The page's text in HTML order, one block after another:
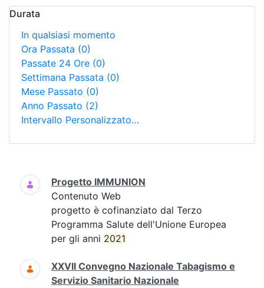
Durata
In qualsiasi momento
Ora Passata (0)
Passate 24 Ore (0)
Settimana Passata (0)
Mese Passato (0)
Anno Passato (2)
Intervallo Personalizzato…
Ricerca
Progetto IMMUNION
Contenuto Web
progetto è cofinanziato dal Terzo
Programma Salute dell'Unione Europea
per gli anni 2021
XXVII Convegno Nazionale Tabagismo e
Servizio Sanitario Nazionale